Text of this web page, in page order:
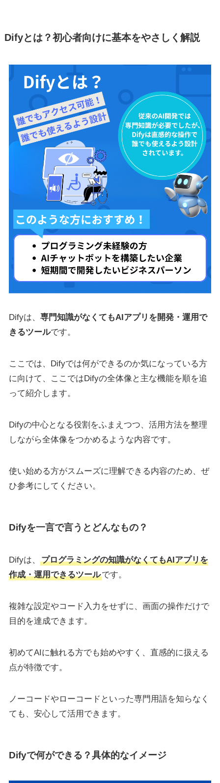
Difyとは？初心者向けに基本をやさしく解説
Difyは、 専門知識がなくてもAIアプリを開発・運用で
きるツールです。
ここでは、Difyでは何ができるのか気になっている方
に向けて、ここではDifyの全体像と主な機能を順を追
って紹介します。
Difyの中心となる役割をふまえつつ、活用方法を整理
しながら全体像をつかめるような内容です。
使い始める方がスムーズに理解できる内容のため、ぜ
ひ参考にしてください。
Difyを一言で言うとどんなもの？
Difyは、
プログラミングの知識がなくてもAIアプリを
作成・運用できるツールです。
複雑な設定やコード入力をせずに、画面の操作だけで
目的を達成できます。
初めてAIに触れる方でも始めやすく、直感的に扱える
点が特徴です。
ノーコードやローコードといった専門用語を知らなく
ても、安心して活用できます。
Difyで何ができる？具体的なイメージ